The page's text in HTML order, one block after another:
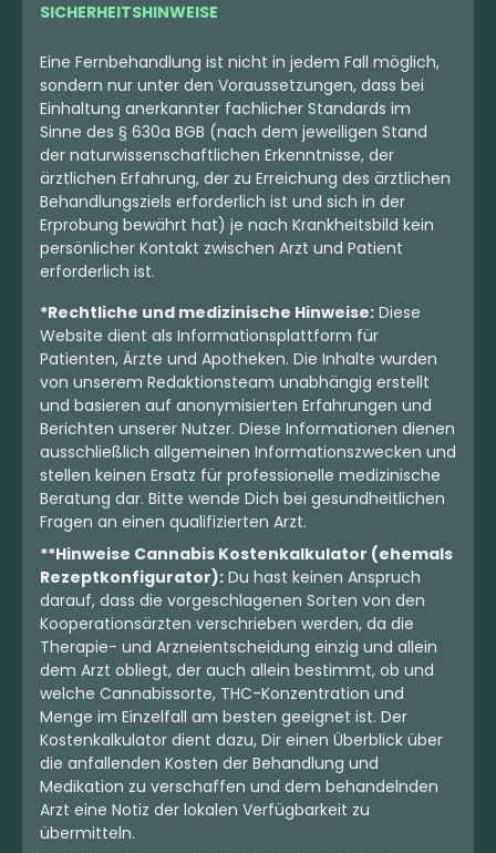
SICHERHEITSHINWEISE
Eine Fernbehandlung ist nicht in jedem Fall möglich,
sondern nur unter den Voraussetzungen, dass bei
Einhaltung anerkannter fachlicher Standards im
Sinne des § 630a BGB (nach dem jeweiligen Stand
der naturwissenschaftlichen Erkenntnisse, der
ärztlichen Erfahrung, der zu Erreichung des ärztlichen
Behandlungsziels erforderlich ist und sich in der
Erprobung bewährt hat) je nach Krankheitsbild kein
persönlicher Kontakt zwischen Arzt und Patient
erforderlich ist.
*Rechtliche und medizinische Hinweise: Diese
Website dient als Informationsplattform für
Patienten, Ärzte und Apotheken. Die Inhalte wurden
von unserem Redaktionsteam unabhängig erstellt
und basieren auf anonymisierten Erfahrungen und
Berichten unserer Nutzer. Diese Informationen dienen
ausschließlich allgemeinen Informationszwecken und
stellen keinen Ersatz für professionelle medizinische
Beratung dar. Bitte wende Dich bei gesundheitlichen
Fragen an einen qualifizierten Arzt.
**Hinweise Cannabis Kostenkalkulator (ehemals
Rezeptkonfigurator): Du hast keinen Anspruch
darauf, dass die vorgeschlagenen Sorten von den
Kooperationsärzten verschrieben werden, da die
Therapie- und Arzneientscheidung einzig und allein
dem Arzt obliegt, der auch allein bestimmt, ob und
welche Cannabissorte, THC-Konzentration und
Menge im Einzelfall am besten geeignet ist. Der
Kostenkalkulator dient dazu, Dir einen Überblick über
die anfallenden Kosten der Behandlung und
Medikation zu verschaffen und dem behandelnden
Arzt eine Notiz der lokalen Verfügbarkeit zu
übermitteln.